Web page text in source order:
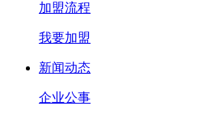
加盟流程
我要加盟
新闻动态
企业公事